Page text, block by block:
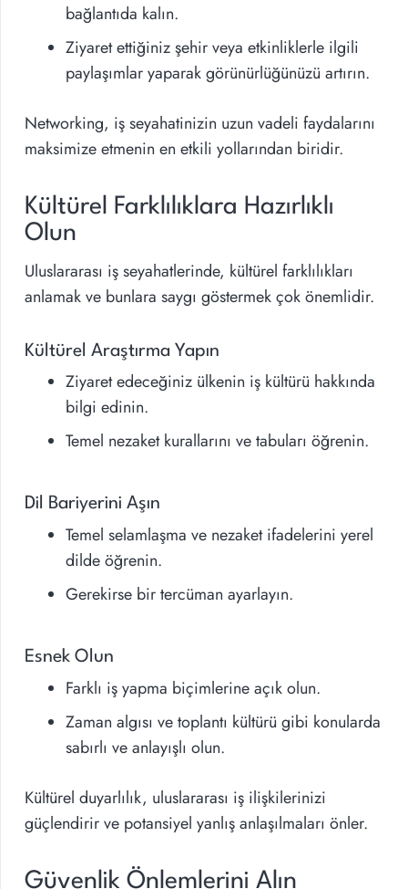
bağlantıda kalın.
Ziyaret ettiğiniz şehir veya etkinliklerle ilgili
paylaşımlar yaparak görünürlüğünüzü artırın.
Networking, iş seyahatinizin uzun vadeli faydalarını
maksimize etmenin en etkili yollarından biridir.
Kültürel Farklılıklara Hazırlıklı
Olun
Uluslararası iş seyahatlerinde, kültürel farklılıkları
anlamak ve bunlara saygı göstermek çok önemlidir.
Kültürel Araştırma Yapın
Ziyaret edeceğiniz ülkenin iş kültürü hakkında
bilgi edinin.
Temel nezaket kurallarını ve tabuları öğrenin.
Dil Bariyerini Aşın
Temel selamlaşma ve nezaket ifadelerini yerel
dilde öğrenin.
Gerekirse bir tercüman ayarlayın.
Esnek Olun
Farklı iş yapma biçimlerine açık olun.
Zaman algısı ve toplantı kültürü gibi konularda
sabırlı ve anlayışlı olun.
Kültürel duyarlılık, uluslararası iş ilişkilerinizi
güçlendirir ve potansiyel yanlış anlaşılmaları önler.
Güvenlik Önlemlerini Alın